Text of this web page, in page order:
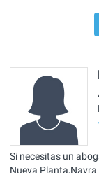
Si necesitas un
Nueva Planta,Nayra